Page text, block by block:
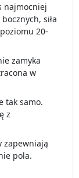
najmocniej
siła
20-
zamyka
w
tak samo.
z
zapewniają
pola.